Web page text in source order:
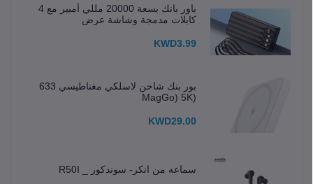
باور بانك بسعة 20000 مللي أمبير مع 4
كابلات مدمجة وشاشة عرض
KWD3.99
بور بنك شاحن لاسلكي مغناطيسي 633
(MagGo) 5K
KWD29.00
سماعه من انكر- سوندكور _ R50I